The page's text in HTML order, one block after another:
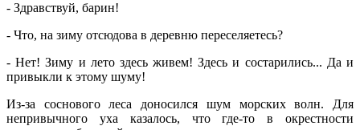
‑ Здравствуй, барин!
‑ Что, на зиму отсюдова в деревню переселяетесь?
‑ Нет! Зиму и лето здесь живем! Здесь и состарились... Да и
привыкли к этому шуму!
Из-за соснового леса доносился шум морских волн. Для
непривычного уха казалось, что где-то в окрестности